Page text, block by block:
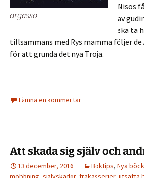
argasso
Nisos
av
ska ta
tillsammans med Rys mamma följer de
för att grunda det nya Troja.
Lämna en kommentar
Att skada sig själv och
13 december, 2016 Boktips, Nya
mobbning, självskador, trakasserier, utsatta